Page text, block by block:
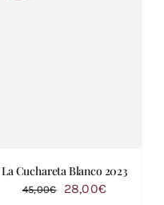
La Cuchareta Blanco 2023
45,00€
Le
28,00€Le